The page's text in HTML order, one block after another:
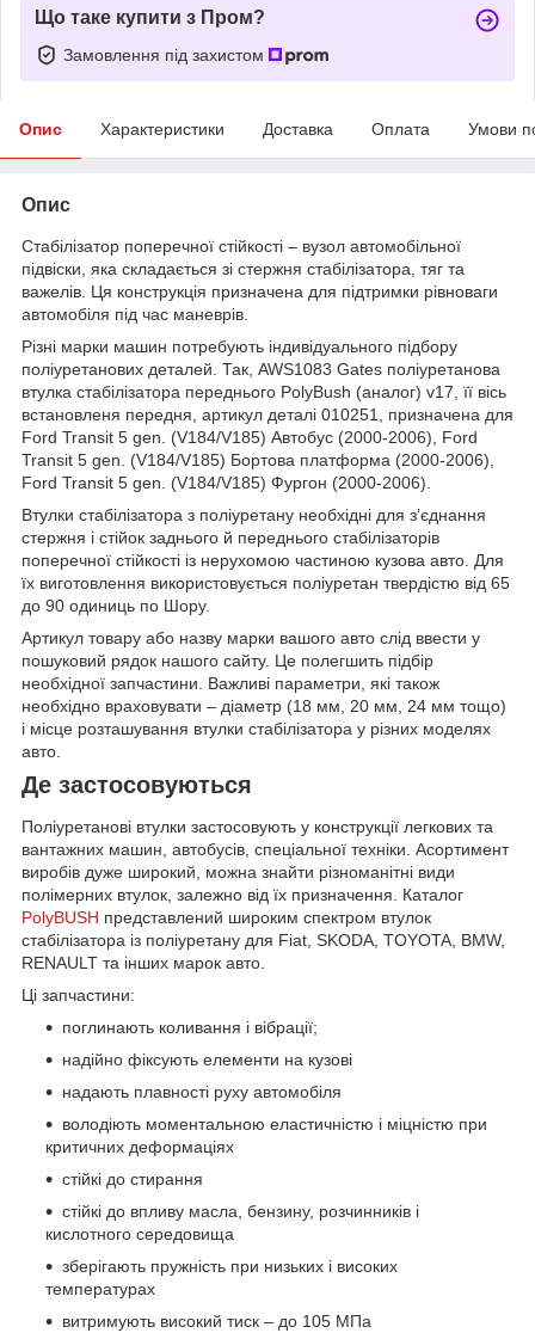
Що таке купити з Пром?
Замовлення під захистом
Опис Характеристики Доставка Оплата Умови
Опис
Стабілізатор поперечної стійкості – вузол автомобільної
підвіски, яка складається зі стержня стабілізатора, тяг та
важелів. Ця конструкція призначена для підтримки рівноваги
автомобіля під час маневрів.
Різні марки машин потребують індивідуального підбору
поліуретанових деталей. Так, AWS1083 Gates поліуретанова
втулка стабілізатора переднього PolyBush (аналог) v17, її вісь
встановленя передня, артикул деталі 010251, призначена для
Ford Transit 5 gen. (V184/V185) Автобус (2000-2006), Ford
Transit 5 gen. (V184/V185) Бортова платформа (2000-2006),
Ford Transit 5 gen. (V184/V185) Фургон (2000-2006).
Втулки стабілізатора з поліуретану необхідні для з’єднання
стержня і стійок заднього й переднього стабілізаторів
поперечної стійкості із нерухомою частиною кузова авто. Для
їх виготовлення використовується поліуретан твердістю від 65
до 90 одиниць по Шору.
Артикул товару або назву марки вашого авто слід ввести у
пошуковий рядок нашого сайту. Це полегшить підбір
необхідної запчастини. Важливі параметри, які також
необхідно враховувати – діаметр (18 мм, 20 мм, 24 мм тощо)
і місце розташування втулки стабілізатора у різних моделях
авто.
Де застосовуються
Поліуретанові втулки застосовують у конструкції легкових та
вантажних машин, автобусів, спеціальної техніки. Асортимент
виробів дуже широкий, можна знайти різноманітні види
полімерних втулок, залежно від їх призначення. Каталог
PolyBUSH представлений широким спектром втулок
стабілізатора із поліуретану для Fiat, SKODA, TOYOTA, BMW,
RENAULT та інших марок авто.
Ці запчастини:
поглинають коливання і вібрації;
надійно фіксують елементи на кузові
надають плавності руху автомобіля
володіють моментальною еластичністю і міцністю при
критичних деформаціях
стійкі до стирання
стійкі до впливу масла, бензину, розчинників і
кислотного середовища
зберігають пружність при низьких і високих
температурах
витримують високий тиск – до 105 МПа